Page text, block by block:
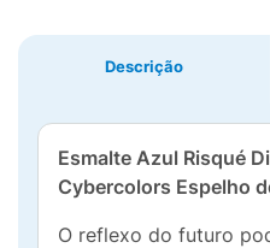
Descrição
Esmalte Azul Risqué
Cybercolors Espelho
O reflexo do futuro